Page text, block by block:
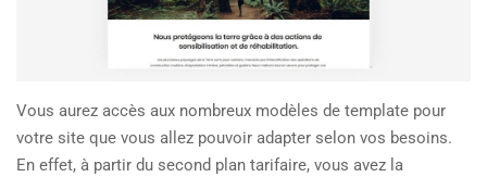
Vous aurez accès aux nombreux modèles de template pour
votre site que vous allez pouvoir adapter selon vos besoins.
En effet, à partir du second plan tarifaire, vous avez la